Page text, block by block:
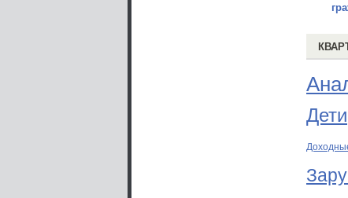
Дети